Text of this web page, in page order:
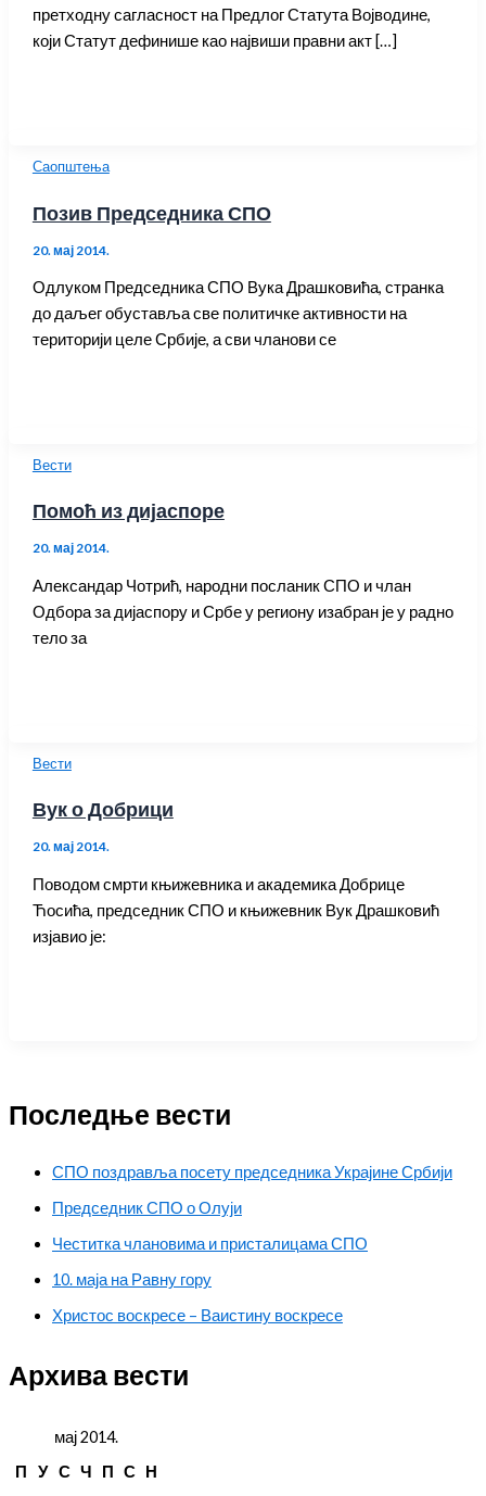
претходну сагласност на Предлог Статута Војводине,
који Статут дефинише као највиши правни акт […]
Саопштења
Позив Председника СПО
20. мај 2014.
Одлуком Председника СПО Вука Драшковића, странка
до даљег обуставља све политичке активности на
територији целе Србије, а сви чланови се
Вести
Помоћ из дијаспоре
20. мај 2014.
Александар Чотрић, народни посланик СПО и члан
Одбора за дијаспору и Србе у региону изабран је у радно
тело за
Вести
Вук о Добрици
20. мај 2014.
Поводом смрти књижевника и академика Добрице
Ћосића, председник СПО и књижевник Вук Драшковић
изјавио је:
Последње вести
СПО поздравља посету председника Украјине Србији
Председник СПО о Олуји
Честитка члановима и присталицама СПО
10. маја на Равну гору
Христос воскресе – Ваистину воскресе
Архива вести
мај 2014.
П
У С Ч П С
Н